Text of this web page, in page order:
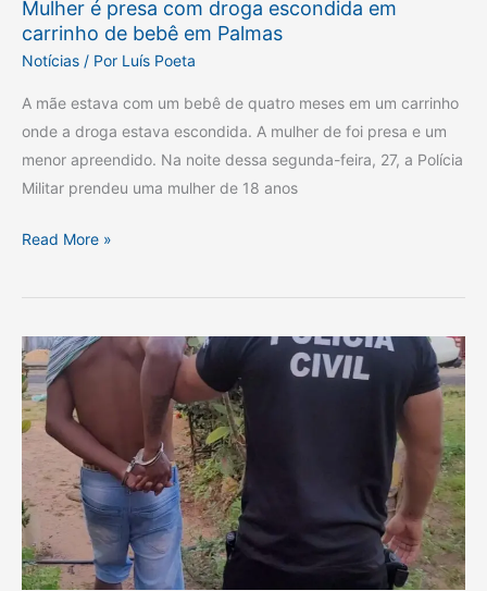
Mulher é presa com droga escondida em
carrinho de bebê em Palmas
Notícias / Por Luís Poeta
A mãe estava com um bebê de quatro meses em um carrinho
onde a droga estava escondida. A mulher de foi presa e um
menor apreendido. Na noite dessa segunda-feira, 27, a Polícia
Militar prendeu uma mulher de 18 anos
em
Palmas
Read More »
Assaltante
em
série
é
capturado
pela
Polícia
Civil
em